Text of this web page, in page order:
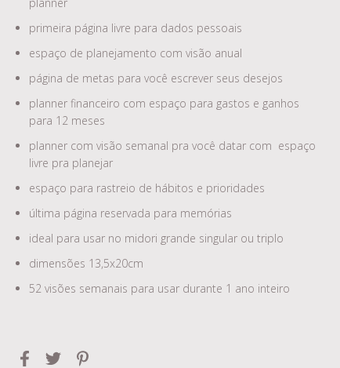
primeira página livre para dados pessoais
espaço de planejamento com visão anual
página de metas para você escrever seus desejos
planner financeiro com espaço para gastos e ganhos
para 12 meses
planner com visão semanal pra você datar com espaço
livre pra planejar
espaço para rastreio de hábitos e prioridades
última página reservada para memórias
ideal para usar no midori grande singular ou triplo
dimensões 13,5x20cm
52 visões semanais para usar durante 1 ano inteiro